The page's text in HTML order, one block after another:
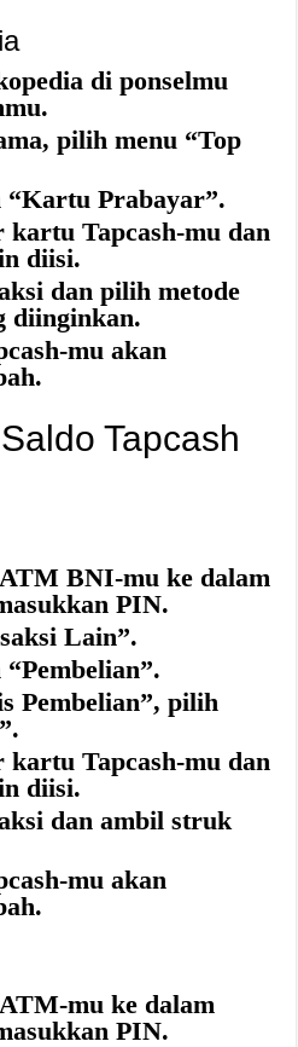
di ponselmu
pilih menu “Top
“Kartu Prabayar”.
Tapcash-mu dan
diisi.
dan pilih metode
diinginkan.
mu akan
Tapcash
BNI-mu ke dalam
PIN.
Lain”.
Pembelian”, pilih
Tapcash-mu dan
diisi.
dan ambil struk
mu akan
mu ke dalam
PIN.